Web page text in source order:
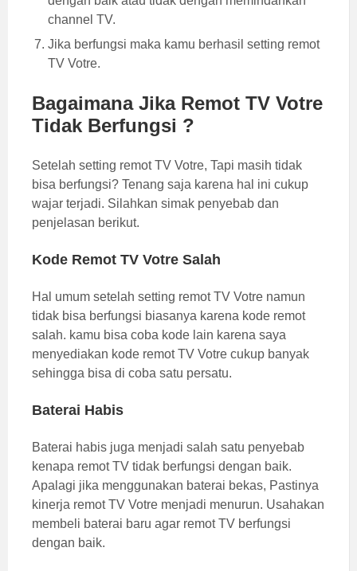
channel TV.
Jika berfungsi maka kamu berhasil setting remot
TV Votre.
Bagaimana Jika Remot TV Votre
Tidak Berfungsi ?
Setelah setting remot TV Votre, Tapi masih tidak
bisa berfungsi? Tenang saja karena hal ini cukup
wajar terjadi. Silahkan simak penyebab dan
penjelasan berikut.
Kode Remot TV Votre Salah
Hal umum setelah setting remot TV Votre namun
tidak bisa berfungsi biasanya karena kode remot
salah. kamu bisa coba kode lain karena saya
menyediakan kode remot TV Votre cukup banyak
sehingga bisa di coba satu persatu.
Baterai Habis
Baterai habis juga menjadi salah satu penyebab
kenapa remot TV tidak berfungsi dengan baik.
Apalagi jika menggunakan baterai bekas, Pastinya
kinerja remot TV Votre menjadi menurun. Usahakan
membeli baterai baru agar remot TV berfungsi
dengan baik.